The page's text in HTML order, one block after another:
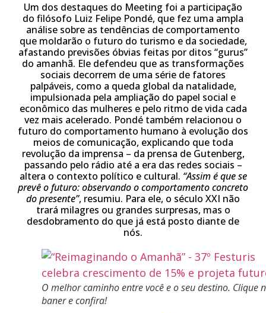
Um dos destaques do Meeting foi a participação
do filósofo Luiz Felipe Pondé, que fez uma ampla
análise sobre as tendências de comportamento
que moldarão o futuro do turismo e da sociedade,
afastando previsões óbvias feitas por ditos “gurus”
do amanhã. Ele defendeu que as transformações
sociais decorrem de uma série de fatores
palpáveis, como a queda global da natalidade,
impulsionada pela ampliação do papel social e
econômico das mulheres e pelo ritmo de vida cada
vez mais acelerado. Pondé também relacionou o
futuro do comportamento humano à evolução dos
meios de comunicação, explicando que toda
revolução da imprensa – da prensa de Gutenberg,
passando pelo rádio até a era das redes sociais –
altera o contexto político e cultural. “Assim é que se
prevê o futuro: observando o comportamento concreto
do presente”, resumiu. Para ele, o século XXI não
trará milagres ou grandes surpresas, mas o
desdobramento do que já está posto diante de
nós.
O melhor caminho entre você e o seu destino. Clique
baner e confira!